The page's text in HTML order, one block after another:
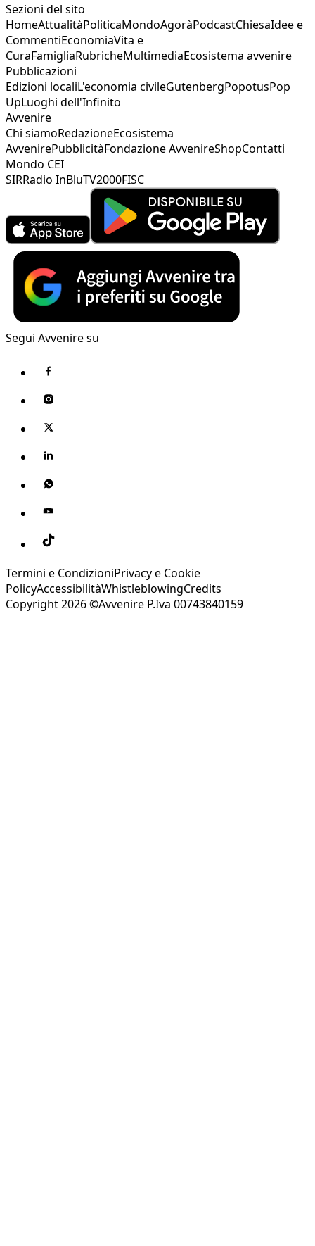
Sezioni del sito
HomeAttualitàPoliticaMondoAgoràPodcastChiesaIdee e
CommentiEconomiaVita e
CuraFamigliaRubricheMultimediaEcosistema avvenire
Pubblicazioni
Edizioni localiL'economia civileGutenbergPopotusPop
UpLuoghi dell'Infinito
Avvenire
Chi siamoRedazioneEcosistema
AvvenirePubblicitàFondazione AvvenireShopContatti
Mondo CEI
SIRRadio InBluTV2000FISC
Segui Avvenire su
Termini e CondizioniPrivacy e Cookie
PolicyAccessibilitàWhistleblowingCredits
Copyright 2026 ©Avvenire P.Iva 00743840159